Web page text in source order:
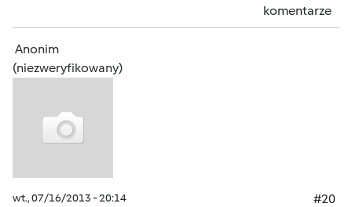
komentarze
Anonim
(niezweryfikowany)
wt., 07/16/2013 - 20:14
#20